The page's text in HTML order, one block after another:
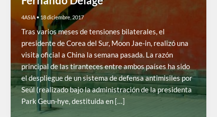
4ASIA• 18 diciembre, 2017
Tras varios meses de tensiones bilaterales, el
presidente de Corea del Sur, Moon Jae-in, realizó una
visita oficial a China la semana pasada. La razón
principal de las tiranteces entre ambos países ha sido
el despliegue de un sistema de defensa antimisiles por
Seúl (realizado bajo la administración de la presidenta
Park Geun-hye, destituida en […]